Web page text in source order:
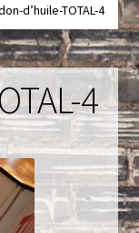
d’huile-TOTAL-4
4